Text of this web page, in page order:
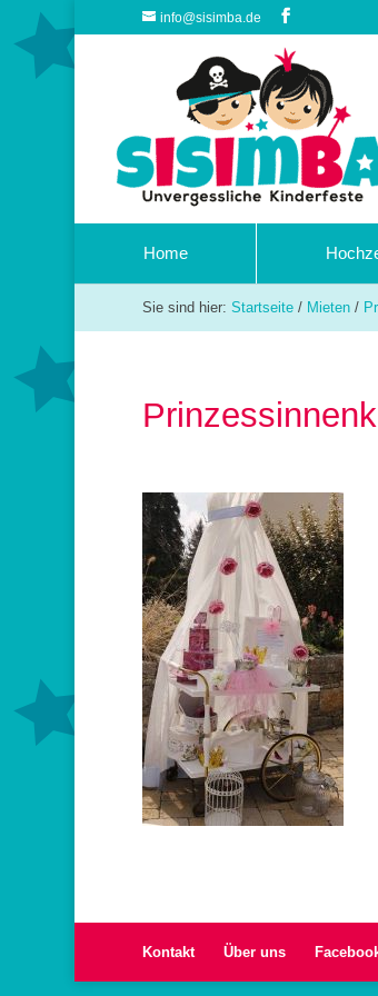
info@sisimba.de
Home
Sie sind hier: Startseite/ Mieten/
Kontakt Über uns